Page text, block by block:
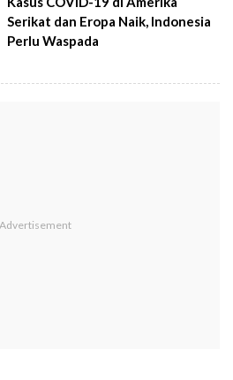
Serikat dan Eropa Naik, Indonesia
Perlu Waspada